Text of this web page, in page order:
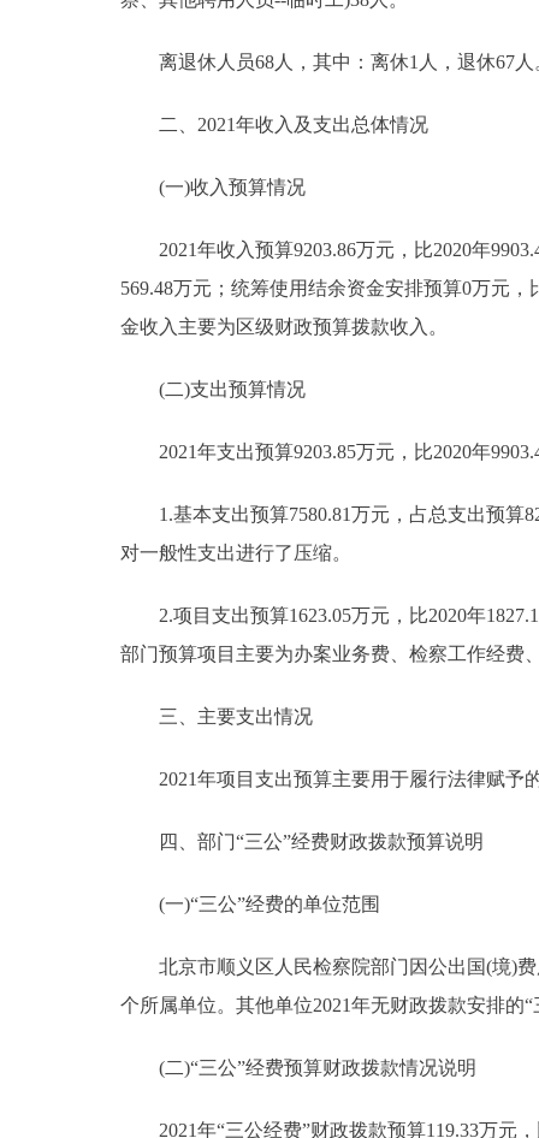
离退休人员68人，其中：离休1人，退休67人
二、2021年收入及支出总体情况
(一)收入预算情况
2021年收入预算9203.86万元，比2020年
569.48万元；统筹使用结余资金安排预算0万元，
金收入主要为区级财政预算拨款收入。
(二)支出预算情况
2021年支出预算9203.85万元，比2020年
1.基本支出预算7580.81万元，占总支出预算
对一般性支出进行了压缩。
2.项目支出预算1623.05万元，比2020年
部门预算项目主要为办案业务费、检察工作经费
三、主要支出情况
2021年项目支出预算主要用于履行法律赋予
四、部门“三公”经费财政拨款预算说明
(一)“三公”经费的单位范围
北京市顺义区人民检察院部门因公出国(境)费
个所属单位。其他单位2021年无财政拨款安排的
(二)“三公”经费预算财政拨款情况说明
2021年“三公经费”财政拨款预算119.33万元，